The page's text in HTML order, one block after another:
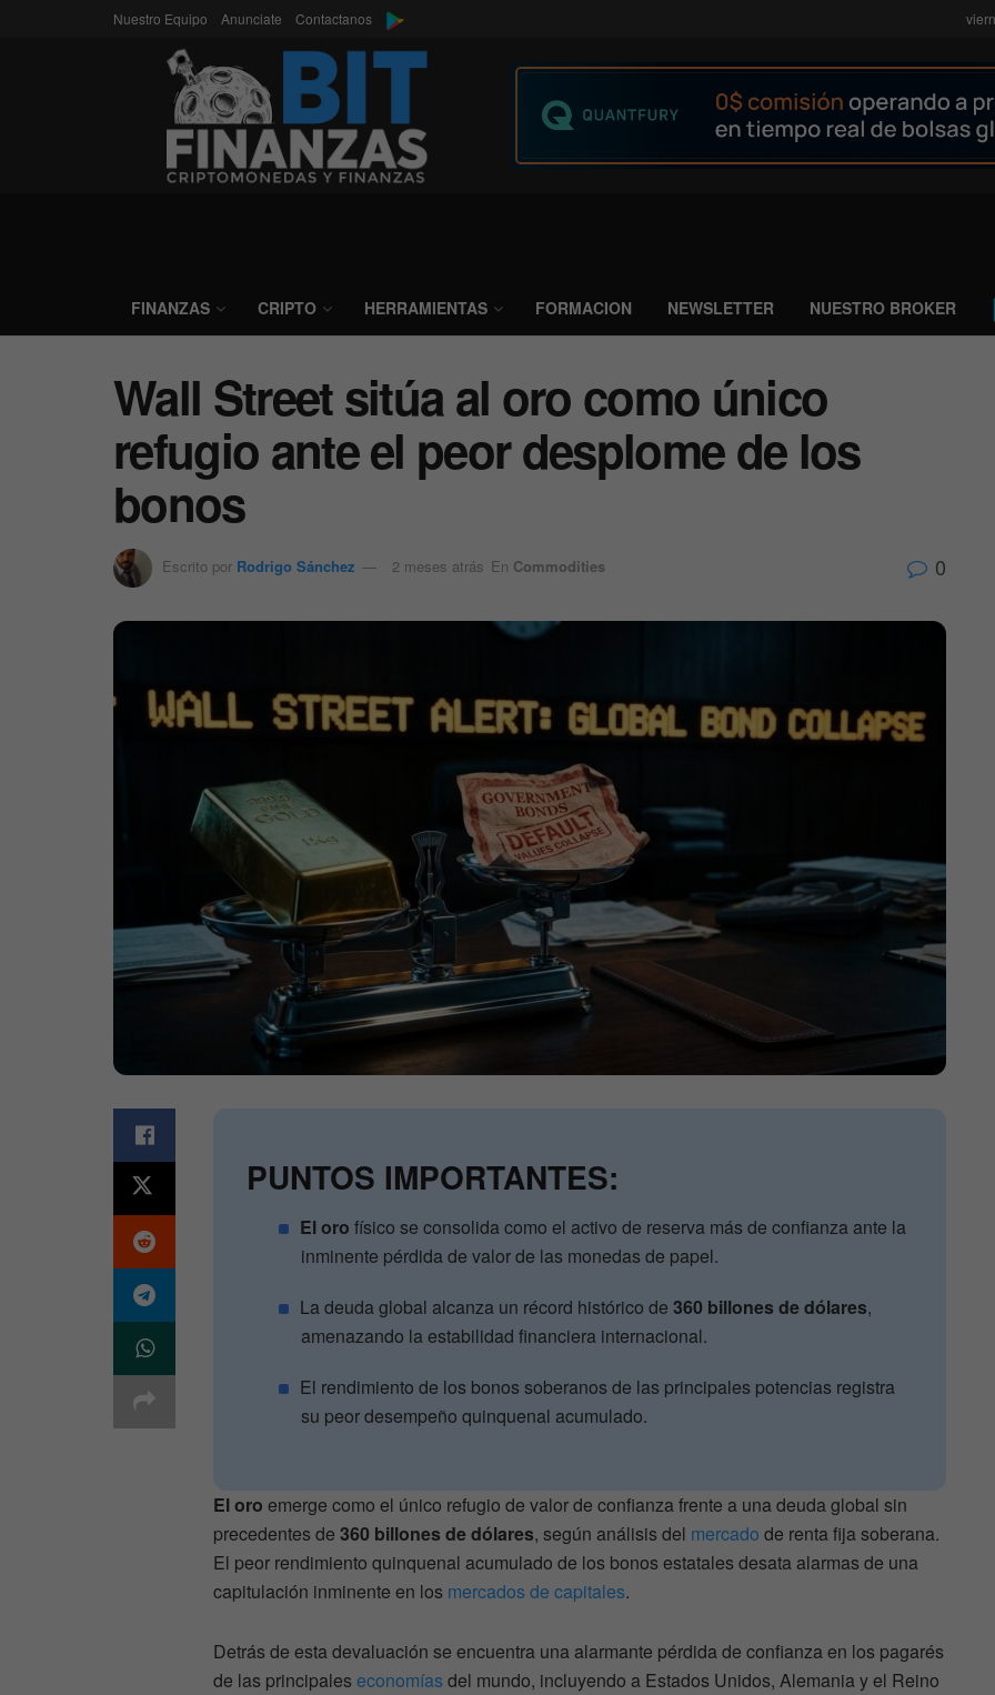
Nuestro Equipo Anunciate Contactanos
FINANZAS CRIPTO HERRAMIENTAS FORMACION NEWSLETTER NUESTRO BROKER
Wall Street sitúa al oro como único
refugio ante el peor desplome de los
bonos
Escrito por Rodrigo Sánchez 2 meses atrás En Commodities 0
PUNTOS IMPORTANTES:
El oro físico se consolida como el activo de reserva más de confianza ante la
inminente pérdida de valor de las monedas de papel.
La deuda global alcanza un récord histórico de360 billones de dólares,
amenazando la estabilidad financiera internacional.
El rendimiento de los bonos soberanos de las principales potencias registra
su peor desempeño quinquenal acumulado.
El oro emerge como el único refugio de valor de confianza frente a una deuda global sin
precedentes de 360 billones de dólares, según análisis del mercado de renta fija soberana.
El peor rendimiento quinquenal acumulado de los bonos estatales desata alarmas de una
capitulación inminente en los mercados de capitales.
Detrás de esta devaluación se encuentra una alarmante pérdida de confianza en los pagarés
de las principaleseconomíasdel mundo, incluyendo a Estados Unidos, Alemania y el Reino